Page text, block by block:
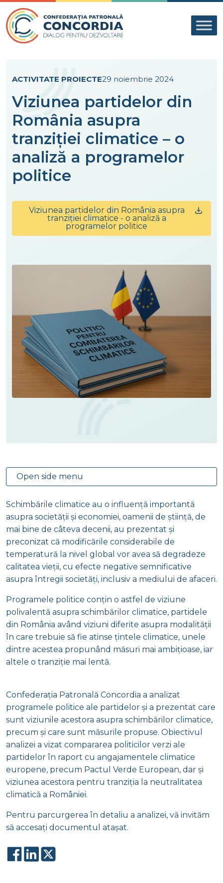
Skip to content
ACTIVITATE PROIECTE29 noiembrie 2024
Viziunea partidelor din
România asupra
tranziției climatice – o
analiză a programelor
politice
Viziunea partidelor din România asupra
tranziției climatice - o analiză a
programelor politice
Schimbările climatice au o influență importantă
asupra societății și economiei, oamenii de știință, de
mai bine de câteva decenii, au prezentat și
preconizat că modificările considerabile de
temperatură la nivel global vor avea să degradeze
calitatea vieții, cu efecte negative semnificative
asupra întregii societăți, inclusiv a mediului de afaceri.
Programele politice conțin o astfel de viziune
polivalentă asupra schimbărilor climatice, partidele
din România având viziuni diferite asupra modalității
în care trebuie să fie atinse țintele climatice, unele
dintre acestea propunând măsuri mai ambițioase, iar
altele o tranziție mai lentă.
Confederația Patronală Concordia a analizat
programele politice ale partidelor și a prezentat care
sunt viziunile acestora asupra schimbărilor climatice,
precum și care sunt măsurile propuse. Obiectivul
analizei a vizat compararea politicilor verzi ale
partidelor în raport cu angajamentele climatice
europene, precum Pactul Verde European, dar și
viziunea acestora pentru tranziția la neutralitatea
climatică a României.
Pentru parcurgerea în detaliu a analizei, vă invităm
să accesați documentul atașat.
Open side menu